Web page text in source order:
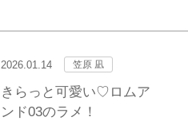
2026.01.14 笠原 凪
きらっと可愛い♡ロムア
ンド03のラメ！